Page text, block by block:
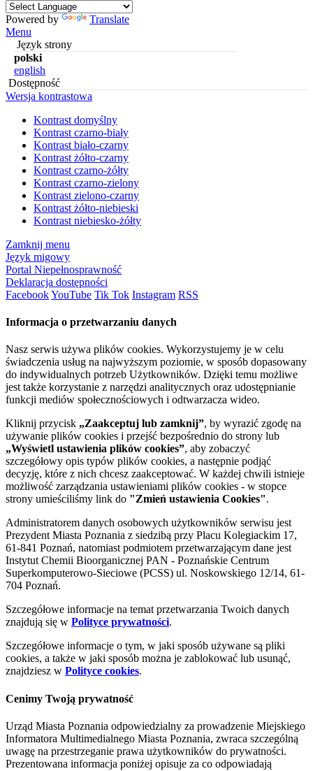
Powered by
Translate
Menu
Język strony
polski
english
Dostępność
Wersja kontrastowa
Kontrast domyślny
Kontrast czarno-biały
Kontrast biało-czarny
Kontrast żółto-czarny
Kontrast czarno-żółty
Kontrast czarno-zielony
Kontrast zielono-czarny
Kontrast żółto-niebieski
Kontrast niebiesko-żółty
Zamknij menu
Język migowy
Portal Niepełnosprawność
Deklaracja dostępności
FacebookYouTube Tik Tok Instagram RSS
Informacja o przetwarzaniu danych
Nasz serwis używa plików cookies. Wykorzystujemy je w celu
świadczenia usług na najwyższym poziomie, w sposób dopasowany
do indywidualnych potrzeb Użytkowników. Dzięki temu możliwe
jest także korzystanie z narzędzi analitycznych oraz udostępnianie
funkcji mediów społecznościowych i odtwarzacza wideo.
Kliknij przycisk „Zaakceptuj lub zamknij”, by wyrazić zgodę na
używanie plików cookies i przejść bezpośrednio do strony lub
„Wyświetl ustawienia plików cookies”, aby zobaczyć
szczegółowy opis typów plików cookies, a następnie podjąć
decyzję, które z nich chcesz zaakceptować. W każdej chwili istnieje
możliwość zarządzania ustawieniami plików cookies - w stopce
strony umieściliśmy link do "Zmień ustawienia Cookies".
Administratorem danych osobowych użytkowników serwisu jest
Prezydent Miasta Poznania z siedzibą przy Placu Kolegiackim 17,
61-841 Poznań, natomiast podmiotem przetwarzającym dane jest
Instytut Chemii Bioorganicznej PAN - Poznańskie Centrum
Superkomputerowo-Sieciowe (PCSS) ul. Noskowskiego 12/14, 61-
704 Poznań.
Szczegółowe informacje na temat przetwarzania Twoich danych
znajdują się w Polityce prywatności.
Szczegółowe informacje o tym, w jaki sposób używane są pliki
cookies, a także w jaki sposób można je zablokować lub usunąć,
znajdziesz w Polityce cookies.
Cenimy Twoją prywatność
Urząd Miasta Poznania odpowiedzialny za prowadzenie Miejskiego
Informatora Multimedialnego Miasta Poznania, zwraca szczególną
uwagę na przestrzeganie prawa użytkowników do prywatności.
Prezentowana informacja poniżej opisuje za co odpowiadają